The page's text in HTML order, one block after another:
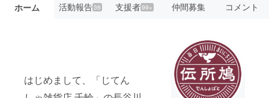
ホーム 活動報告36 支援者99+ 仲間募集 コメント
はじめまして、「じてん